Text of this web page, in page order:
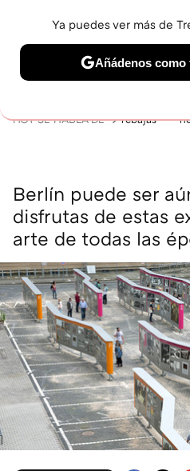
BELLEZA SHOPPING
HOY SE HABLA DE rebajas
Berlín puede ser
disfrutas de estas
arte de todas las
Ya puedes ver más de
Añádenos